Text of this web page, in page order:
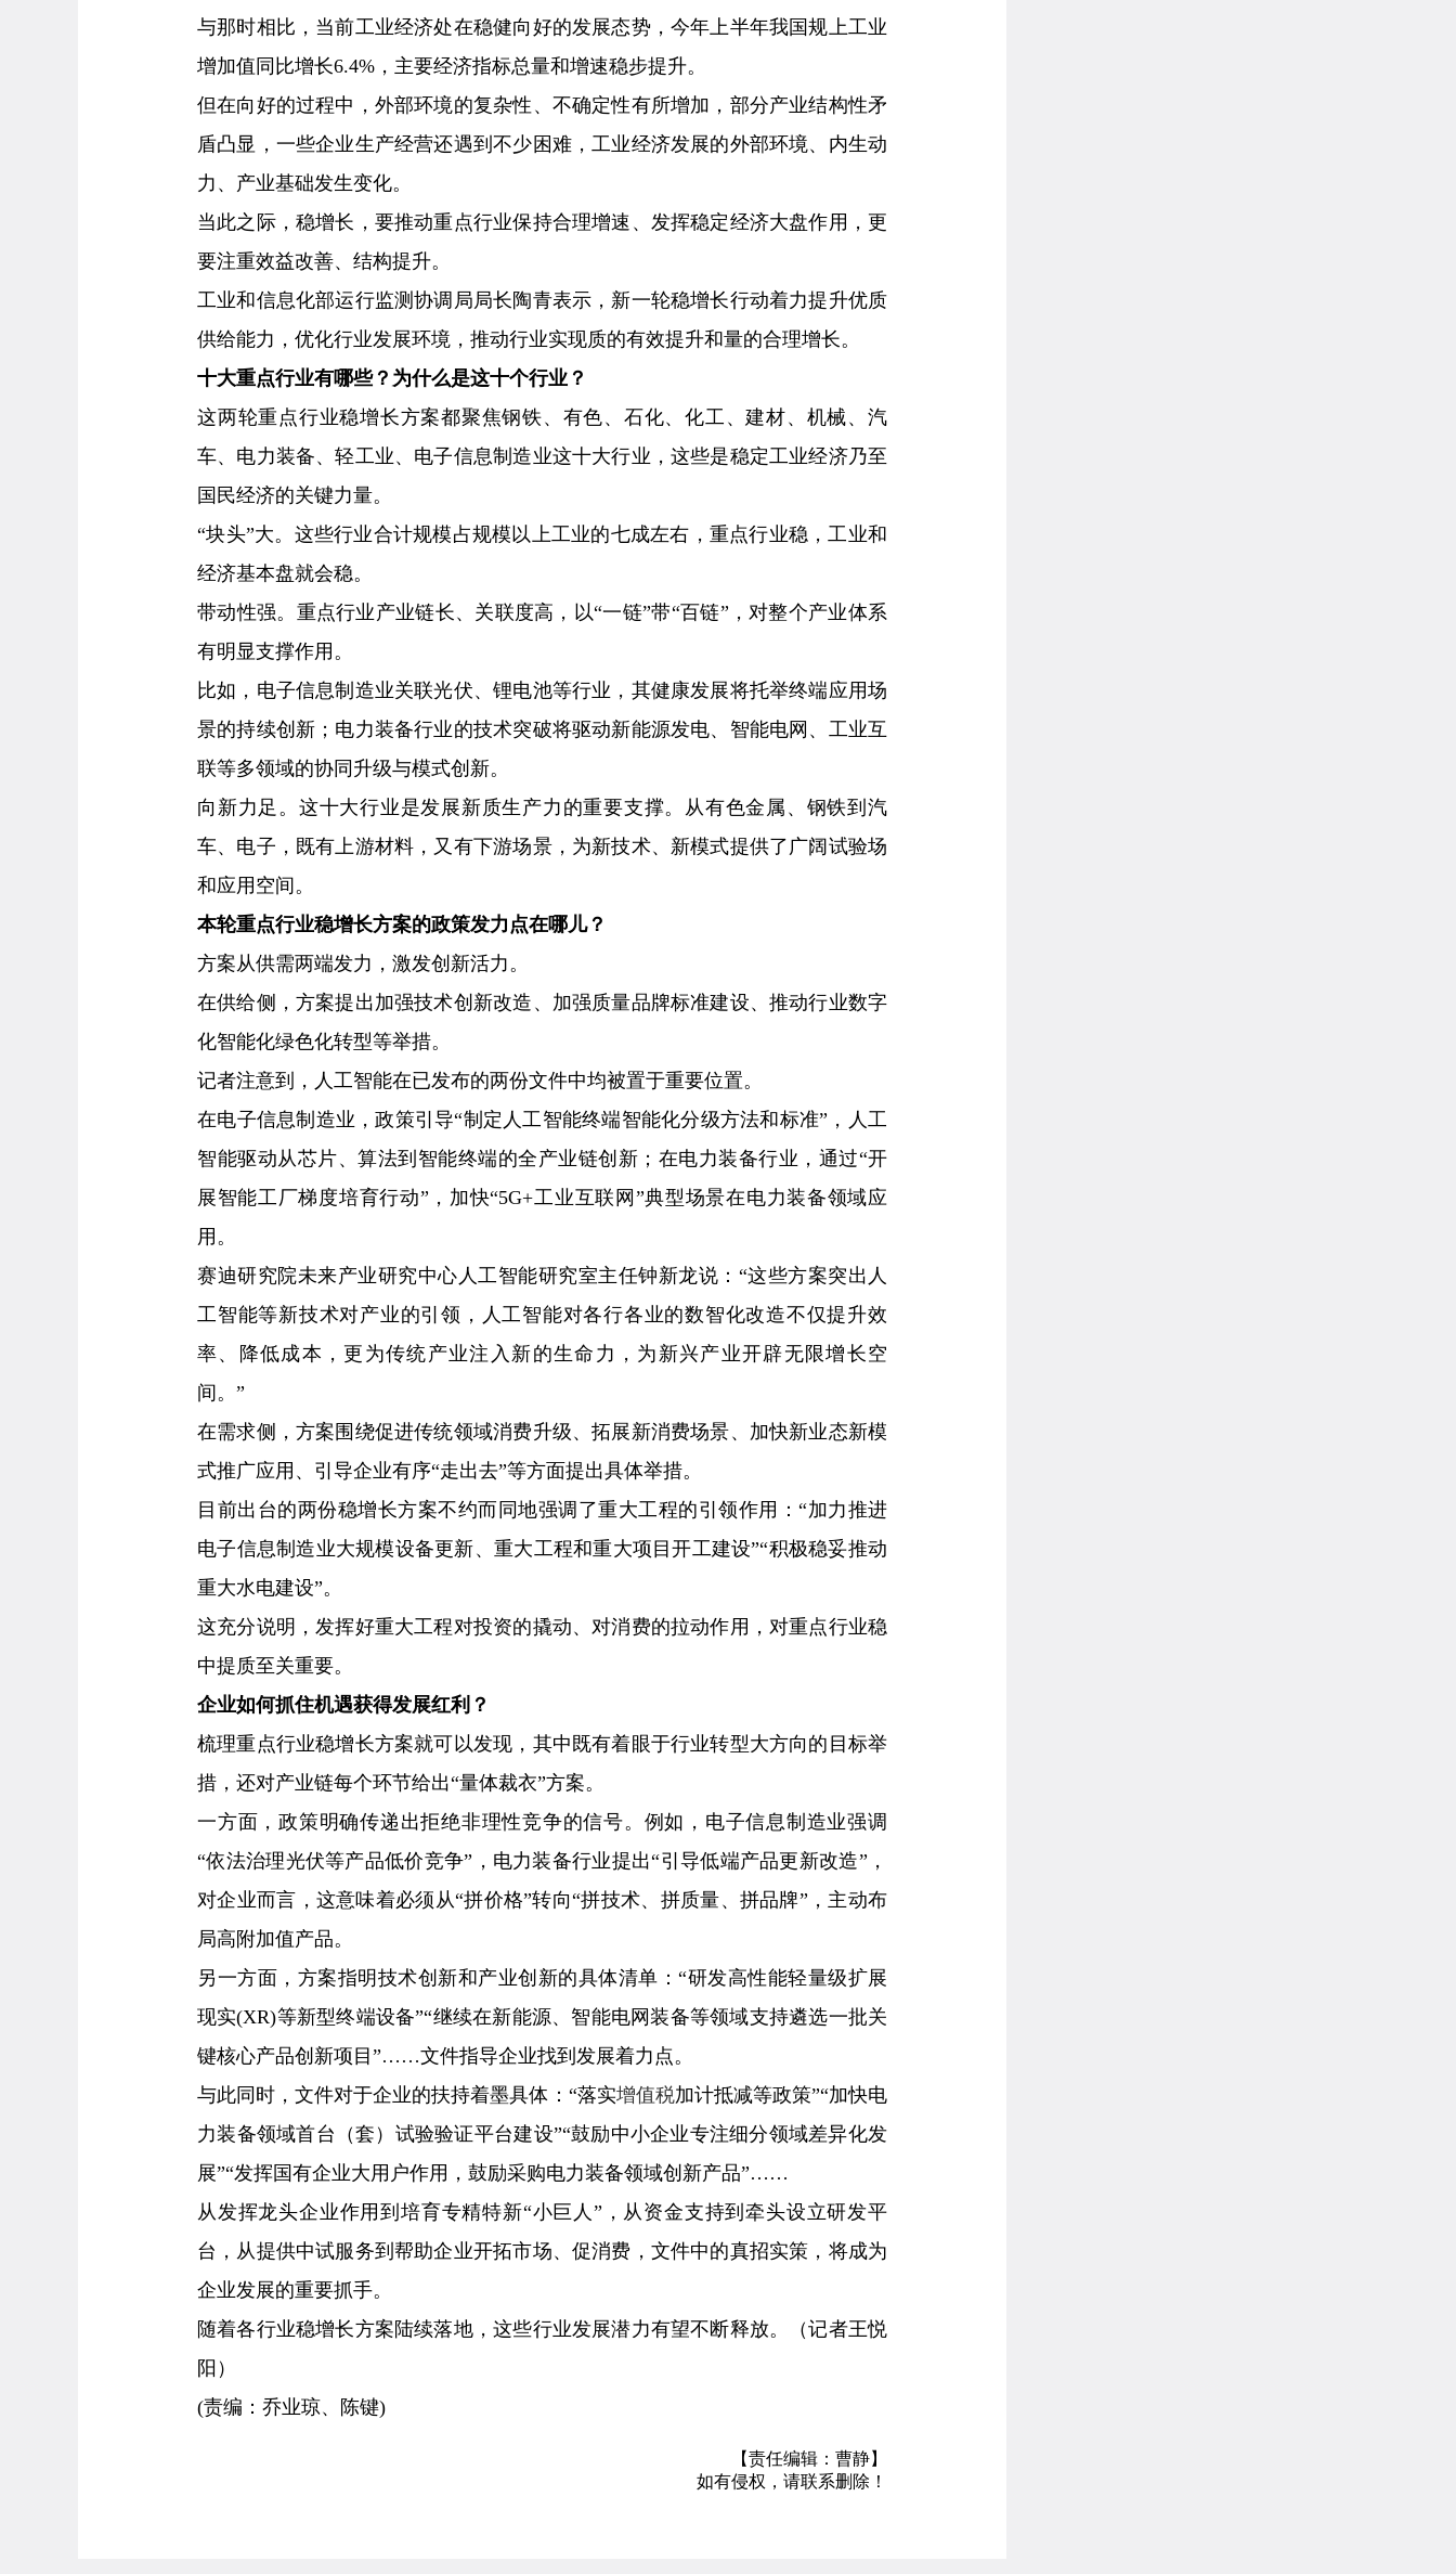
与那时相比，当前工业经济处在稳健向好的发展态势，今年上半年我国规上工业
增加值同比增长6.4%，主要经济指标总量和增速稳步提升。
但在向好的过程中，外部环境的复杂性、不确定性有所增加，部分产业结构性矛
盾凸显，一些企业生产经营还遇到不少困难，工业经济发展的外部环境、内生动
力、产业基础发生变化。
当此之际，稳增长，要推动重点行业保持合理增速、发挥稳定经济大盘作用，更
要注重效益改善、结构提升。
工业和信息化部运行监测协调局局长陶青表示，新一轮稳增长行动着力提升优质
供给能力，优化行业发展环境，推动行业实现质的有效提升和量的合理增长。
十大重点行业有哪些？为什么是这十个行业？
这两轮重点行业稳增长方案都聚焦钢铁、有色、石化、化工、建材、机械、汽
车、电力装备、轻工业、电子信息制造业这十大行业，这些是稳定工业经济乃至
国民经济的关键力量。
“块头”大。这些行业合计规模占规模以上工业的七成左右，重点行业稳，工业和
经济基本盘就会稳。
带动性强。重点行业产业链长、关联度高，以“一链”带“百链”，对整个产业体系
有明显支撑作用。
比如，电子信息制造业关联光伏、锂电池等行业，其健康发展将托举终端应用场
景的持续创新；电力装备行业的技术突破将驱动新能源发电、智能电网、工业互
联等多领域的协同升级与模式创新。
向新力足。这十大行业是发展新质生产力的重要支撑。从有色金属、钢铁到汽
车、电子，既有上游材料，又有下游场景，为新技术、新模式提供了广阔试验场
和应用空间。
本轮重点行业稳增长方案的政策发力点在哪儿？
方案从供需两端发力，激发创新活力。
在供给侧，方案提出加强技术创新改造、加强质量品牌标准建设、推动行业数字
化智能化绿色化转型等举措。
记者注意到，人工智能在已发布的两份文件中均被置于重要位置。
在电子信息制造业，政策引导“制定人工智能终端智能化分级方法和标准”，人工
智能驱动从芯片、算法到智能终端的全产业链创新；在电力装备行业，通过“开
展智能工厂梯度培育行动”，加快“5G+工业互联网”典型场景在电力装备领域应
用。
赛迪研究院未来产业研究中心人工智能研究室主任钟新龙说：“这些方案突出人
工智能等新技术对产业的引领，人工智能对各行各业的数智化改造不仅提升效
率、降低成本，更为传统产业注入新的生命力，为新兴产业开辟无限增长空
间。”
在需求侧，方案围绕促进传统领域消费升级、拓展新消费场景、加快新业态新模
式推广应用、引导企业有序“走出去”等方面提出具体举措。
目前出台的两份稳增长方案不约而同地强调了重大工程的引领作用：“加力推进
电子信息制造业大规模设备更新、重大工程和重大项目开工建设”“积极稳妥推动
重大水电建设”。
这充分说明，发挥好重大工程对投资的撬动、对消费的拉动作用，对重点行业稳
中提质至关重要。
企业如何抓住机遇获得发展红利？
梳理重点行业稳增长方案就可以发现，其中既有着眼于行业转型大方向的目标举
措，还对产业链每个环节给出“量体裁衣”方案。
一方面，政策明确传递出拒绝非理性竞争的信号。例如，电子信息制造业强调
“依法治理光伏等产品低价竞争”，电力装备行业提出“引导低端产品更新改造”，
对企业而言，这意味着必须从“拼价格”转向“拼技术、拼质量、拼品牌”，主动布
局高附加值产品。
另一方面，方案指明技术创新和产业创新的具体清单：“研发高性能轻量级扩展
现实(XR)等新型终端设备”“继续在新能源、智能电网装备等领域支持遴选一批关
键核心产品创新项目”……文件指导企业找到发展着力点。
与此同时，文件对于企业的扶持着墨具体：“落实增值税加计抵减等政策”“加快电
力装备领域首台（套）试验验证平台建设”“鼓励中小企业专注细分领域差异化发
展”“发挥国有企业大用户作用，鼓励采购电力装备领域创新产品”……
从发挥龙头企业作用到培育专精特新“小巨人”，从资金支持到牵头设立研发平
台，从提供中试服务到帮助企业开拓市场、促消费，文件中的真招实策，将成为
企业发展的重要抓手。
随着各行业稳增长方案陆续落地，这些行业发展潜力有望不断释放。（记者王悦
阳）
(责编：乔业琼、陈键)
【责任编辑：曹静】
如有侵权，请联系删除！